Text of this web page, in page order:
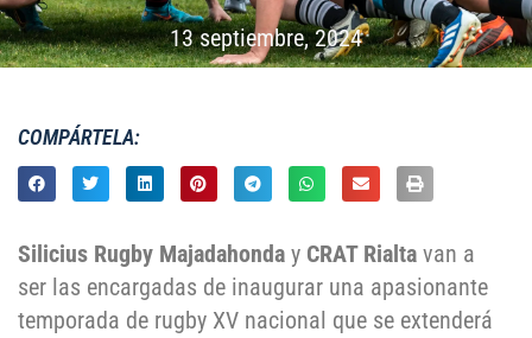
13 septiembre, 2024
COMPÁRTELA:
Silicius Rugby Majadahonda y CRAT Rialta van a
ser las encargadas de inaugurar una apasionante
temporada de rugby XV nacional que se extenderá